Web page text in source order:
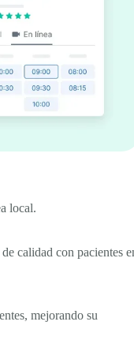
local.
calidad con pacientes
mejorando su